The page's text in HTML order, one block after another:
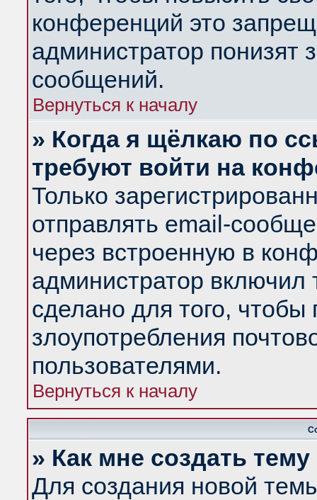
конференций это
администратор понизят
сообщений.
Вернуться к началу
» Когда я щёлкаю по
требуют войти на
Только
отправлять email-
через встроенную в
администратор
сделано для того, чтобы
злоупотребления
пользователями.
Вернуться к началу
» Как мне создать
Для создания новой